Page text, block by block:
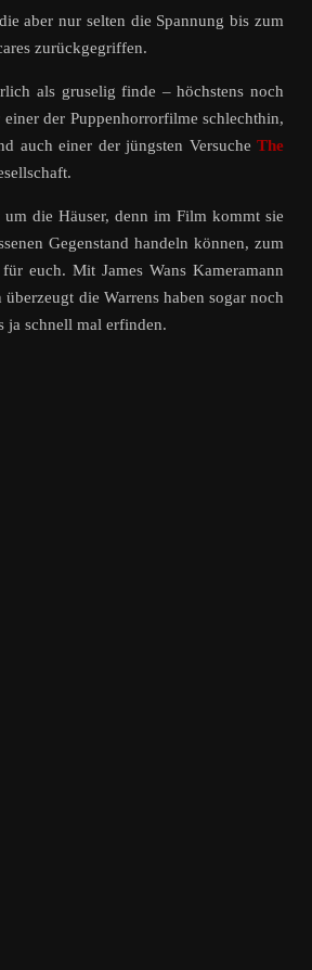
aber nur selten die Spannung bis zum
zurückgegriffen.
als gruselig finde – höchstens noch
der Puppenhorrorfilme schlechthin,
auch einer der jüngsten Versuche The
um die Häuser, denn im Film kommt sie
Gegenstand handeln können, zum
euch. Mit James Wans Kameramann
die Warrens haben sogar noch
ja schnell mal erfinden.